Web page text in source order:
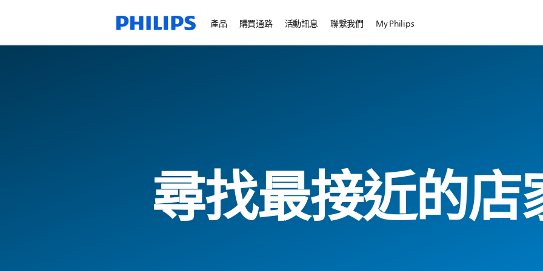
產品 購買通路 活動訊息 聯繫我們 My Philips
尋找最接近的店